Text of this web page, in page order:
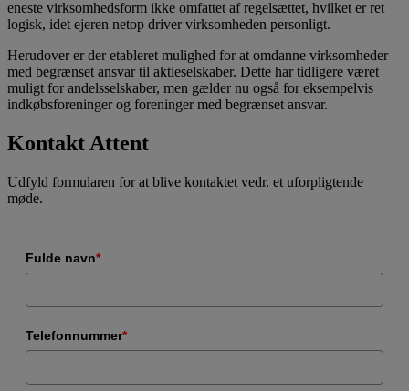
eneste virksomhedsform ikke omfattet af regelsættet, hvilket er ret
logisk, idet ejeren netop driver virksomheden personligt.
Herudover er der etableret mulighed for at omdanne virksomheder
med begrænset ansvar til aktieselskaber. Dette har tidligere været
muligt for andelsselskaber, men gælder nu også for eksempelvis
indkøbsforeninger og foreninger med begrænset ansvar.
Kontakt Attent
Udfyld formularen for at blive kontaktet vedr. et uforpligtende
møde.
Fulde navn*
Telefonnummer*